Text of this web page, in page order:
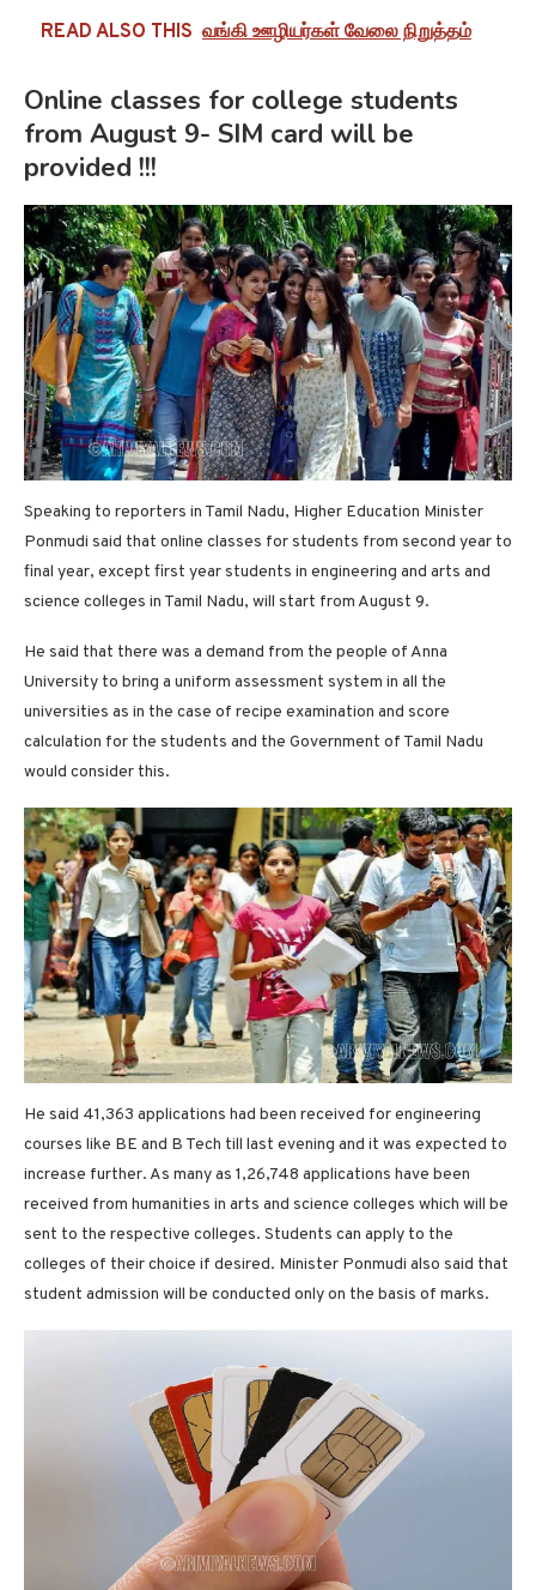
READ ALSO THIS வங்கி ஊழியர்கள் வேலை நிறுத்தம்
Online classes for college students
from August 9- SIM card will be
provided !!!
Speaking to reporters in Tamil Nadu, Higher Education Minister
Ponmudi said that online classes for students from second year to
final year, except first year students in engineering and arts and
science colleges in Tamil Nadu, will start from August 9.
He said that there was a demand from the people of Anna
University to bring a uniform assessment system in all the
universities as in the case of recipe examination and score
calculation for the students and the Government of Tamil Nadu
would consider this.
He said 41,363 applications had been received for engineering
courses like BE and B Tech till last evening and it was expected to
increase further. As many as 1,26,748 applications have been
received from humanities in arts and science colleges which will be
sent to the respective colleges. Students can apply to the
colleges of their choice if desired. Minister Ponmudi also said that
student admission will be conducted only on the basis of marks.